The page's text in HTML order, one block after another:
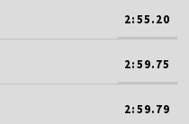
2:55.20
2:59.75
2:59.79